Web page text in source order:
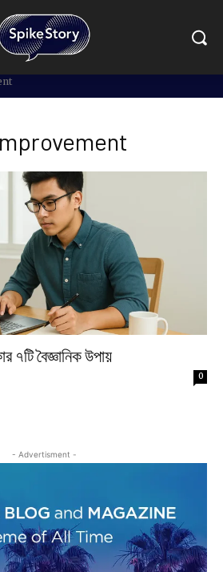
৭টি বৈজ্ঞানিক উপায়
0
- Advertisment -